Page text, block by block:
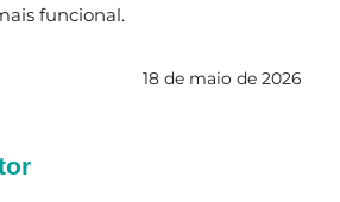
funcional.
18 de maio de 2026